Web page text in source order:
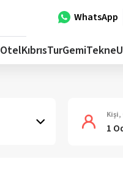
WhatsApp
OtelKıbrısTurGemiTekne
Kişi,
1